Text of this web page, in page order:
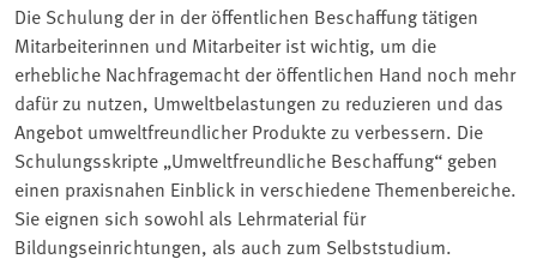
Die Schulung der in der öffentlichen Beschaffung tätigen
Mitarbeiterinnen und Mitarbeiter ist wichtig, um die
erhebliche Nachfragemacht der öffentlichen Hand noch mehr
dafür zu nutzen, Umweltbelastungen zu reduzieren und das
Angebot umweltfreundlicher Produkte zu verbessern. Die
Schulungsskripte „Umweltfreundliche Beschaffung“ geben
einen praxisnahen Einblick in verschiedene Themenbereiche.
Sie eignen sich sowohl als Lehrmaterial für
Bildungseinrichtungen, als auch zum Selbststudium.